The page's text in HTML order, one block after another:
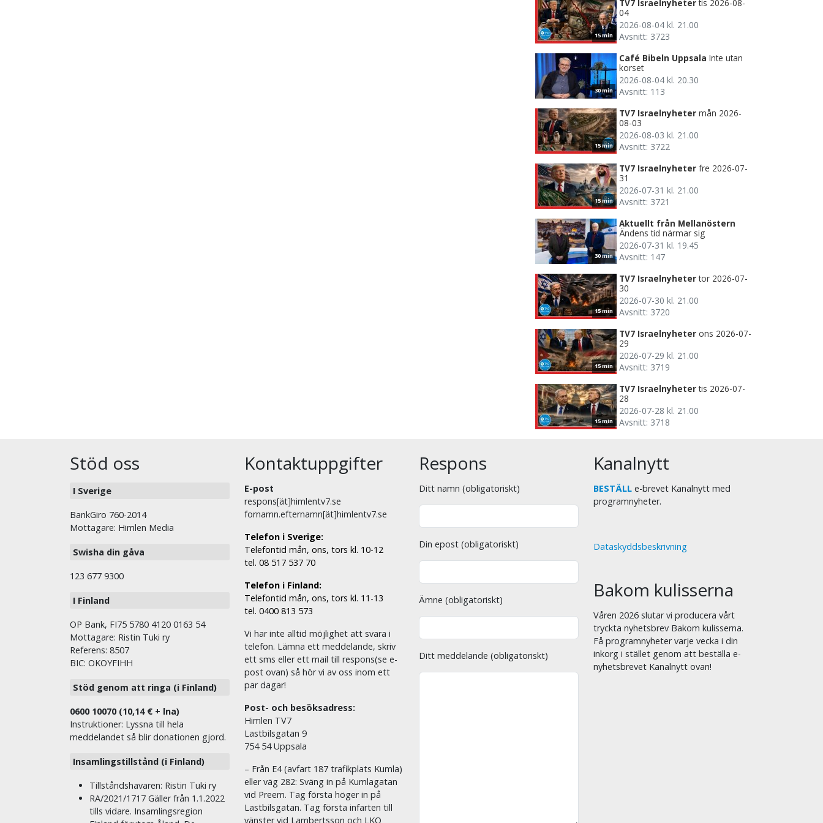
15 min
TV7 Israelnyheter tis 2026-08-
04
2026-08-04 kl. 21.00
Avsnitt: 3723
30 min
Café Bibeln Uppsala Inte utan
korset
2026-08-04 kl. 20.30
Avsnitt: 113
15 min
TV7 Israelnyheter mån 2026-
08-03
2026-08-03 kl. 21.00
Avsnitt: 3722
15 min
TV7 Israelnyheter fre 2026-07-
31
2026-07-31 kl. 21.00
Avsnitt: 3721
30 min
Aktuellt från Mellanöstern
Ändens tid närmar sig
2026-07-31 kl. 19.45
Avsnitt: 147
15 min
TV7 Israelnyheter tor 2026-07-
30
2026-07-30 kl. 21.00
Avsnitt: 3720
15 min
TV7 Israelnyheter ons 2026-07-
29
2026-07-29 kl. 21.00
Avsnitt: 3719
15 min
TV7 Israelnyheter tis 2026-07-
28
2026-07-28 kl. 21.00
Avsnitt: 3718
Stöd oss
I Sverige
BankGiro 760-2014
Mottagare: Himlen Media
Swisha din gåva
123 677 9300
I Finland
OP Bank, FI75 5780 4120 0163 54
Mottagare: Ristin Tuki ry
Referens: 8507
BIC: OKOYFIHH
Stöd genom att ringa (i Finland)
0600 10070 (10,14 € + lna)
Instruktioner: Lyssna till hela
meddelandet så blir donationen gjord.
Insamlingstillstånd (i Finland)
Tillståndshavaren: Ristin Tuki ry
RA/2021/1717 Gäller från 1.1.2022
tills vidare. Insamlingsregion
Kontaktuppgifter
E-post
respons[ät]himlentv7.se
fornamn.efternamn[ät]himlentv7.se
Telefon i Sverige:
Telefontid mån, ons, tors kl. 10-12
tel. 08 517 537 70
Telefon i Finland:
Telefontid mån, ons, tors kl. 11-13
tel. 0400 813 573
Vi har inte alltid möjlighet att svara i
telefon. Lämna ett meddelande, skriv
ett sms eller ett mail till respons(se e-
post ovan) så hör vi av oss inom ett
par dagar!
Post- och besöksadress:
Himlen TV7
Lastbilsgatan 9
754 54 Uppsala
– Från E4 (avfart 187 trafikplats Kumla)
eller väg 282: Sväng in på Kumlagatan
vid Preem. Tag första höger in på
Lastbilsgatan. Tag första infarten till
vänster vid Lambertsson och LKQ
Respons
Ditt namn (obligatoriskt)
Din epost (obligatoriskt)
Ämne (obligatoriskt)
Ditt meddelande (obligatoriskt)
Kanalnytt
BESTÄLL e-brevet Kanalnytt med
programnyheter.
Dataskyddsbeskrivning
Bakom kulisserna
Våren 2026 slutar vi producera vårt
tryckta nyhetsbrev Bakom kulisserna.
Få programnyheter varje vecka i din
inkorg i stället genom att beställa e-
nyhetsbrevet Kanalnytt ovan!